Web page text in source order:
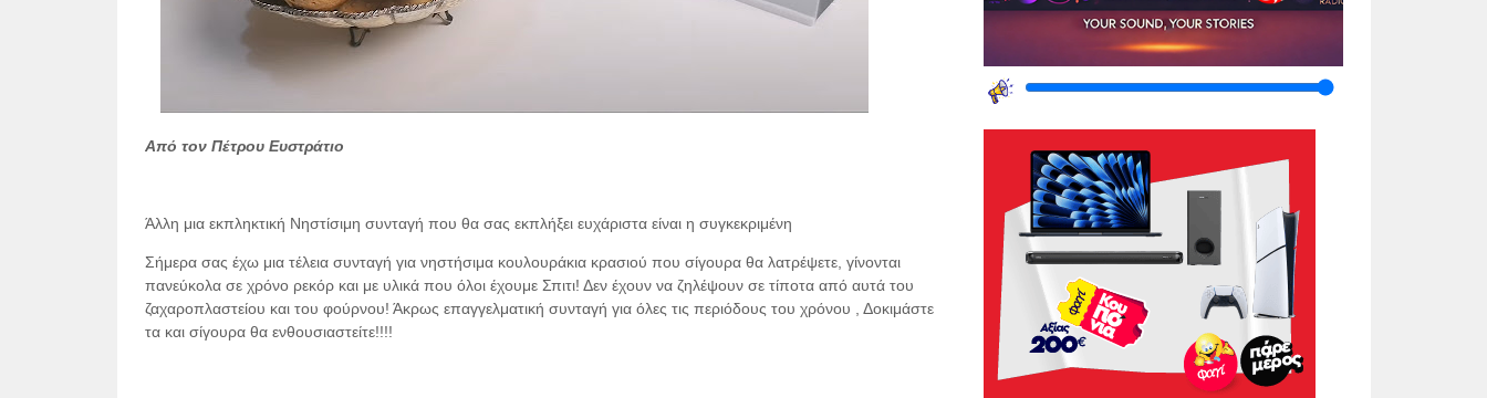
Από τον Πέτρου Ευστράτιο
Άλλη μια εκπληκτική Νηστίσιμη συνταγή που θα σας εκπλήξει ευχάριστα είναι η συγκεκριμένη
Σήμερα σας έχω μια τέλεια συνταγή για νηστήσιμα κουλουράκια κρασιού που σίγουρα θα λατρέψετε, γίνονται
πανεύκολα σε χρόνο ρεκόρ και με υλικά που όλοι έχουμε Σπιτι! Δεν έχουν να ζηλέψουν σε τίποτα από αυτά του
ζαχαροπλαστείου και του φούρνου! Άκρως επαγγελματική συνταγή για όλες τις περιόδους του χρόνου , Δοκιμάστε
τα και σίγουρα θα ενθουσιαστείτε!!!!